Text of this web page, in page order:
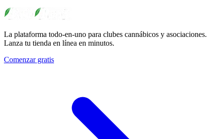
La plataforma todo-en-uno para clubes cannábicos y asociaciones.
Lanza tu tienda en línea en minutos.
Comenzar gratis